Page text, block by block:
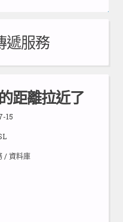
遞服務
距離拉近了
15
/資料庫